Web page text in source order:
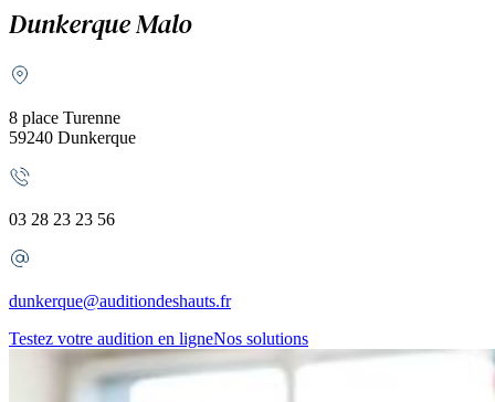
Dunkerque Malo
8 place Turenne
59240 Dunkerque
03 28 23 23 56
dunkerque@auditiondeshauts.fr
Testez votre audition en ligneNos solutions